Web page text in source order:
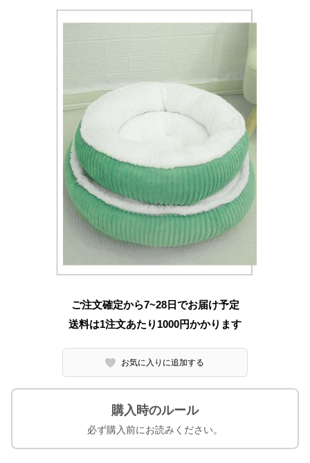
ご注文確定から7~28日でお届け予定
送料は1注文あたり 1000円かかります
お気に入りに追加する
購入時のルール
必ず購入前にお読みください。